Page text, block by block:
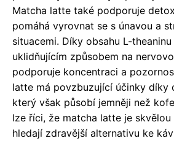
Matcha latte také podporuje
pomáhá vyrovnat se s únavou a
situacemi. Díky obsahu L-
uklidňujícím způsobem na
podporuje koncentraci a
latte má povzbuzující účinky díky
který však působí jemněji než
lze říci, že matcha latte je
hledají zdravější alternativu ke